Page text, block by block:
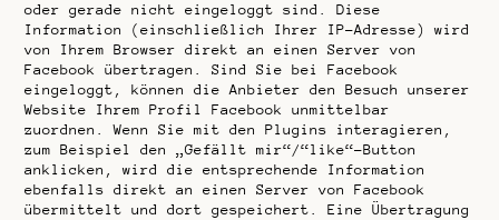
oder gerade nicht eingeloggt sind. Diese
Information (einschließlich Ihrer IP-Adresse) wird
von Ihrem Browser direkt an einen Server von
Facebook übertragen. Sind Sie bei Facebook
eingeloggt, können die Anbieter den Besuch unserer
Website Ihrem Profil Facebook unmittelbar
zuordnen. Wenn Sie mit den Plugins interagieren,
zum Beispiel den „Gefällt mir“/“like“-Button
anklicken, wird die entsprechende Information
ebenfalls direkt an einen Server von Facebook
übermittelt und dort gespeichert. Eine Übertragung